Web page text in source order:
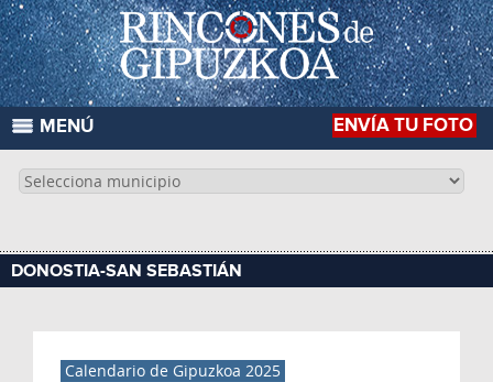
ENVÍA TU FOTO
MENÚ
DONOSTIA-SAN SEBASTIÁN
Calendario de Gipuzkoa 2025